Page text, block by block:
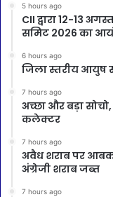
5 hours ago
CII द्वारा 12-13
समिट 2026 का
6 hours ago
जिला स्तरीय आयुष
7 hours ago
अच्छा और बड़ा
कलेक्टर
7 hours ago
अवैध शराब पर
अंग्रेजी शराब जब्त
7 hours ago